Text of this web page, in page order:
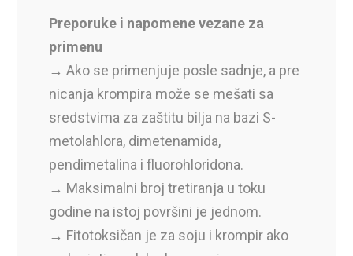
Preporuke i napomene vezane za
primenu
→ Ako se primenjuje posle sadnje, a pre
nicanja krompira može se mešati sa
sredstvima za zaštitu bilja na bazi S-
metolahlora, dimetenamida,
pendimetalina i fluorohloridona.
→ Maksimalni broj tretiranja u toku
godine na istoj površini je jednom.
→ Fitotoksičan je za soju i krompir ako